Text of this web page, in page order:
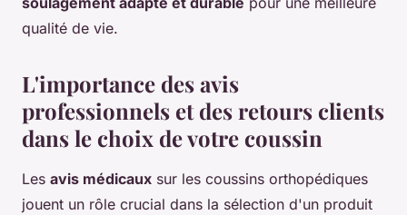
qualité de vie.
L'importance des avis
professionnels et des retours clients
dans le choix de votre coussin
Les avis médicaux sur les coussins orthopédiques
jouent un rôle crucial dans la sélection d'un produit